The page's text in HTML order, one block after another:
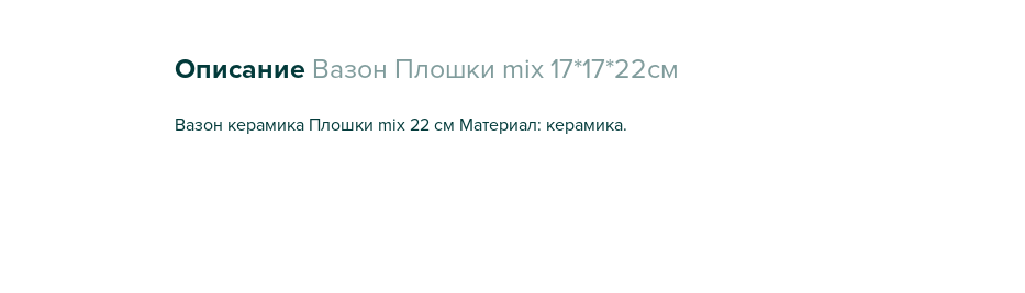
Описание Вазон Плошки mix 17*17*22см
Вазон керамика Плошки mix 22 см Материал: керамика.